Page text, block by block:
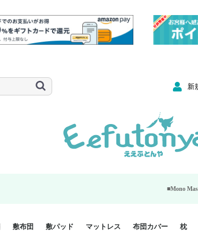
新
■Mono Masuter 7月号掲載■宝島
敷布団 敷パッド マットレス 布団カバー 枕